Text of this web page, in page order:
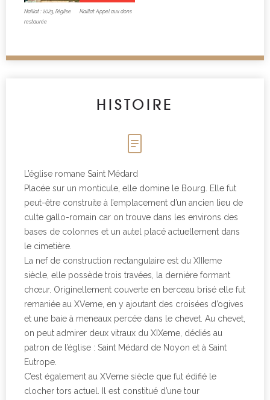
Naillat : 2023, l’église
restaurée
Naillat Appel aux dons
HISTOIRE
L’église romane Saint Médard
Placée sur un monticule, elle domine le Bourg. Elle fut
peut-être construite à l’emplacement d’un ancien lieu de
culte gallo-romain car on trouve dans les environs des
bases de colonnes et un autel placé actuellement dans
le cimetière.
La nef de construction rectangulaire est du XIIIeme
siècle, elle possède trois travées, la dernière formant
chœur. Originellement couverte en berceau brisé elle fut
remaniée au XVeme, en y ajoutant des croisées d’ogives
et une baie à meneaux percée dans le chevet. Au chevet,
on peut admirer deux vitraux du XIXeme, dédiés au
patron de l’église : Saint Médard de Noyon et à Saint
Eutrope.
C’est également au XVeme siècle que fut édifié le
clocher tors actuel. Il est constitué d’une tour